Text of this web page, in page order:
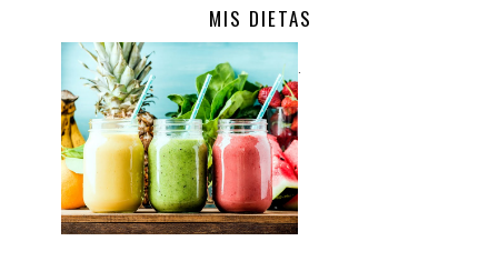
MIS DIETAS
.